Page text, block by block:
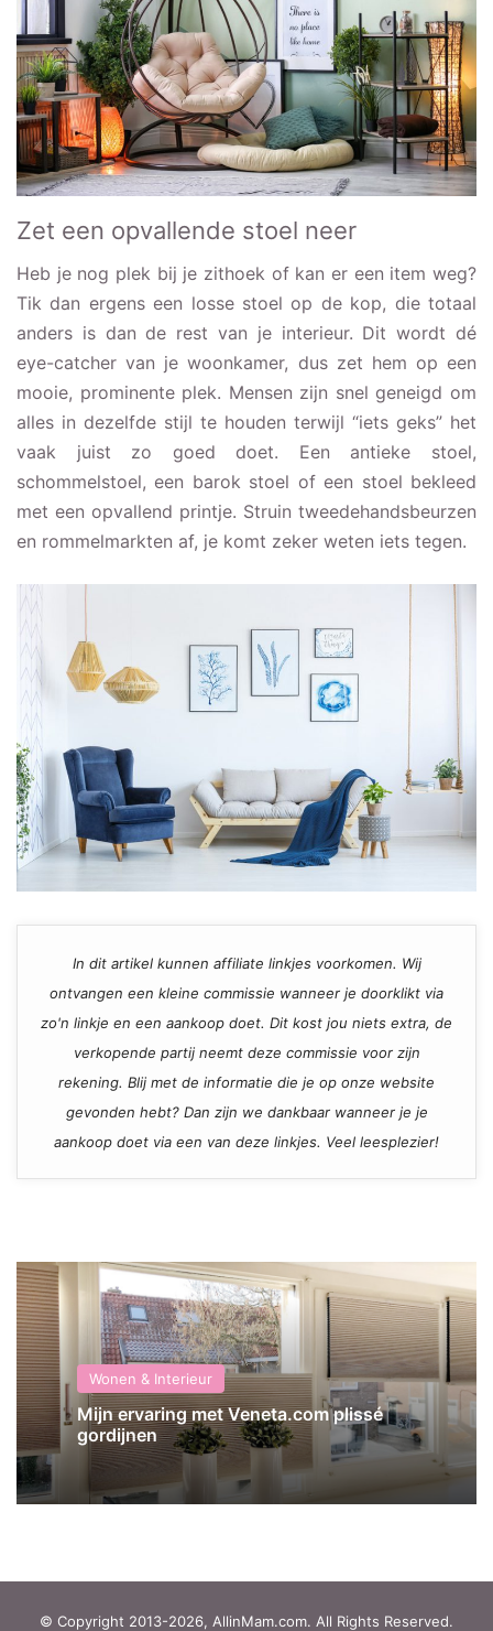
Zet een opvallende stoel neer
Heb je nog plek bij je zithoek of kan er een item weg?
Tik dan ergens een losse stoel op de kop, die totaal
anders is dan de rest van je interieur. Dit wordt dé
eye-catcher van je woonkamer, dus zet hem op een
mooie, prominente plek. Mensen zijn snel geneigd om
alles in dezelfde stijl te houden terwijl “iets geks” het
vaak juist zo goed doet. Een antieke stoel,
schommelstoel, een barok stoel of een stoel bekleed
met een opvallend printje. Struin tweedehandsbeurzen
en rommelmarkten af, je komt zeker weten iets tegen.
In dit artikel kunnen affiliate linkjes voorkomen. Wij
ontvangen een kleine commissie wanneer je doorklikt via
zo'n linkje en een aankoop doet. Dit kost jou niets extra, de
verkopende partij neemt deze commissie voor zijn
rekening. Blij met de informatie die je op onze website
gevonden hebt? Dan zijn we dankbaar wanneer je je
aankoop doet via een van deze linkjes. Veel leesplezier!
Wonen & Interieur
Mijn ervaring met Veneta.com plissé
gordijnen
© Copyright 2013-2026, AllinMam.com. All Rights Reserved.